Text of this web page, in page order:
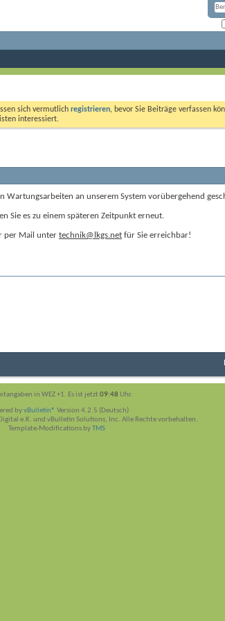
sich vermutlich registrieren, bevor Sie Beiträge verfassen
interessiert.
Wartungsarbeiten an unserem System vorübergehend
Sie es zu einem späteren Zeitpunkt erneut.
per Mail unter technik@lkgs.net für Sie erreichbar!
in WEZ +1. Es ist jetzt09:48 Uhr.
byvBulletin® Version 4.2.5 (Deutsch)
e.K. und vBulletin Solutions, Inc. Alle Rechte vorbehalten.
Template-Modifications byTMS